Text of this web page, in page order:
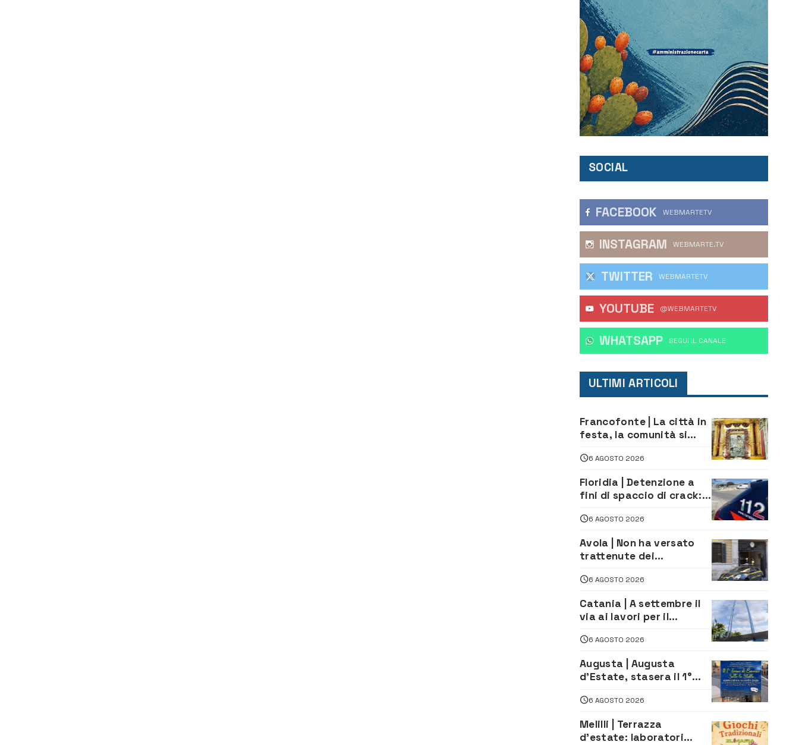
SOCIAL
FACEBOOK WEBMARTETV
INSTAGRAM WEBMARTE.TV
TWITTER WEBMARTETV
YOUTUBE @WEBMARTETV
WHATSAPP ‎SEGUI IL CANALE
ULTIMI ARTICOLI
Francofonte | La città in
festa, la comunità si
della Neve tra fede e
tradizione
6 AGOSTO 2026
Floridia | Detenzione a
fini di spaccio di crack:
6 AGOSTO 2026
Avola | Non ha versato
trattenute dei
oltre 700 mila euro a
imprenditore della
climatizzazione
6 AGOSTO 2026
Catania | A settembre il
via ai lavori per il
sud del porto
6 AGOSTO 2026
Augusta | Augusta
d’Estate, stasera il 1°
le Stelle: piazza
D’Astorga già sold out
6 AGOSTO 2026
Melilli | Terrazza
d’estate: laboratori